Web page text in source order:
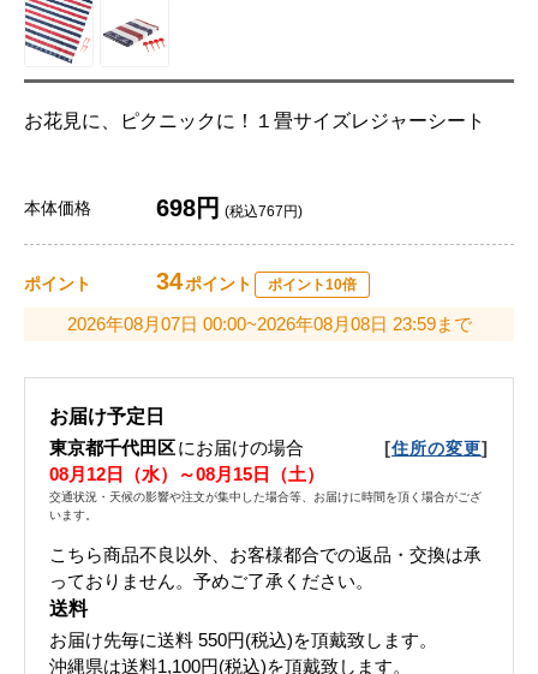
お花見に、ピクニックに！１畳サイズレジャーシート
本体価格 698円 (税込767円)
ポイント 34ポイント ポイント10倍
2026年08月07日 00:00~2026年08月08日 23:59まで
お届け予定日
東京都千代田区にお届けの場合 [住所の変更]
08月12日（水）～08月15日（土）
交通状況・天候の影響や注文が集中した場合等、お届けに時間を頂く場合がござ
います。
こちら商品不良以外、お客様都合での返品・交換は承
っておりません。予めご了承ください。
送料
お届け先毎に送料 550円(税込)を頂戴致します。
沖縄県は送料1,100円(税込)を頂戴致します。